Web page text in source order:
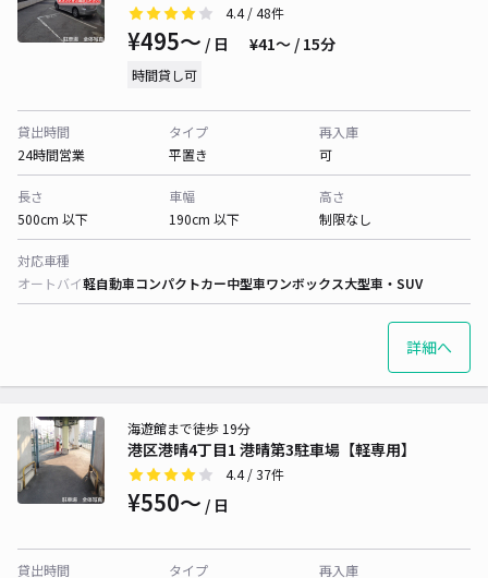
4.4/ 48件
¥495〜 / 日 ¥41〜 / 15分
時間貸し可
貸出時間
24時間営業
タイプ
平置き
再入庫
可
長さ
500cm 以下
車幅
190cm 以下
高さ
制限なし
対応車種
オートバイ軽自動車コンパクトカー中型車ワンボックス大型車・SUV
詳細へ
港区港晴4丁目1 港晴第3駐車場【軽専用】
海遊館まで徒歩 19分
4.4/ 37件
¥550〜 / 日
貸出時間
タイプ
再入庫